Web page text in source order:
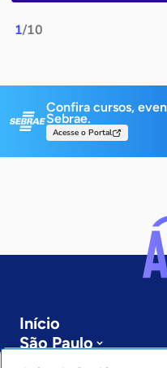
1/10
Confira cursos,
Sebrae.
Acesse o Portal
Início
São Paulo
Sobre a ASN